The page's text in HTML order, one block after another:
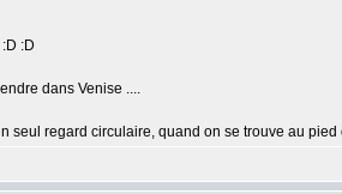
:D
dans Venise ....
seul regard circulaire, quand on se trouve au